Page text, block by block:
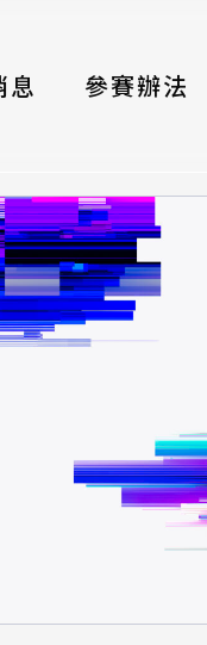
息 參賽辦法
國際夥伴
時程與類別
報名格式
簡章與年鑑
常見問題